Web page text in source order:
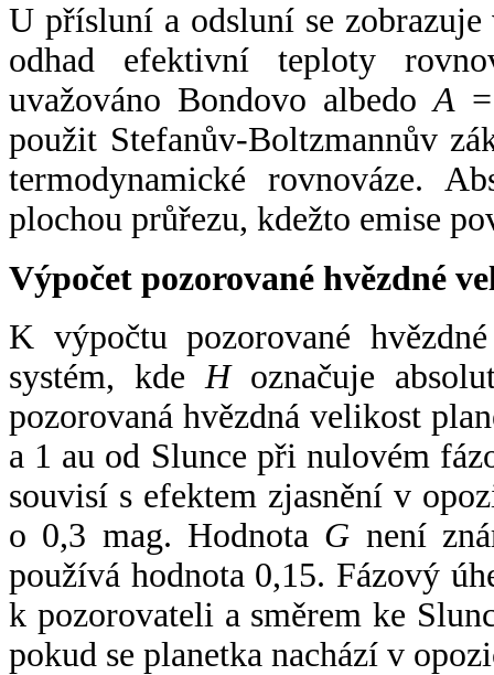
U přísluní a odsluní se
odhad efektivní teploty
uvažováno Bondovo albedoA
použit Stefanův-Boltzmannův
termodynamické rovnováze.
plochou průřezu, kdežto emise
Výpočet pozorované hvězdné
K výpočtu pozorované
systém, kde Hoznačuje
pozorovaná hvězdná velikost
a 1 au od Slunce při nulovém
souvisí s efektem zjasnění v
o 0,3 mag. Hodnota G není
používá hodnota 0,15. Fázový
k pozorovateli a směrem ke
pokud se planetka nachází v